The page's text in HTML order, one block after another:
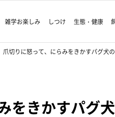
雑学お楽しみ しつけ 生態・健康
爪切りに怒って、にらみをきかすパグ犬
をきかすパグ